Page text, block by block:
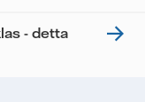
- detta